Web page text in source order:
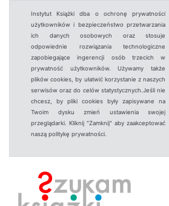
Instytut Książki dba o ochronę prywatności
użytkowników i bezpieczeństwo przetwarzania
ich danych osobowych oraz stosuje
odpowiednie rozwiązania technologiczne
zapobiegające ingerencji osób trzecich w
prywatność użytkowników. Używamy także
plików cookies, by ułatwić korzystanie z naszych
serwisów oraz do celów statystycznych.Jeśli nie
chcesz, by pliki cookies były zapisywane na
Twoim dysku zmień ustawienia swojej
przeglądarki. Kliknij "Zamknij" aby zaakceptować
naszą politykę prywatności.